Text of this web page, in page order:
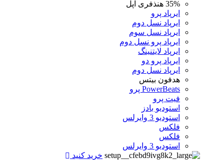
35% هنذفری اپل
ایرپاد پرو
ایرپاد نسل دوم
ایرپاد نسل سوم
ایرپاد پرو نسل دوم
ایرپاد لایتنینگ
ایرپاد پرو دو
ایرپاد نسل دوم
هدفون بیتس
PowerBeats پرو
فیت پرو
استودیو بادز
استودیو 3 وایرلس
فلکس
فلکس
استودیو 3 وایرلس
خرید کنید